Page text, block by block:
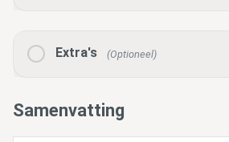
Extra's (Optioneel)
Samenvatting